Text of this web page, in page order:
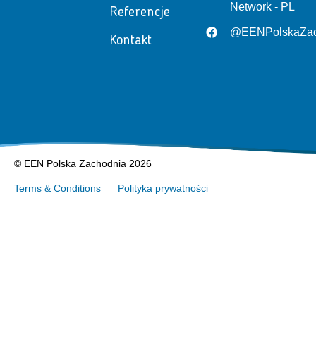
Referencje
Kontakt
Network - PL
© EEN Polska Zachodnia 2026
Terms & Conditions Polityka prywatności